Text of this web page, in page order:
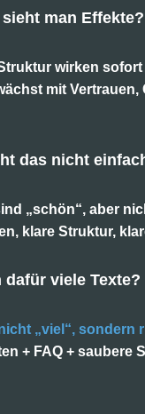
man Effekte?
wirken
mit
das nicht
„schön“, aber
klare Struktur,
dafür viele Texte?
„viel“, sondern
+ FAQ + saubere